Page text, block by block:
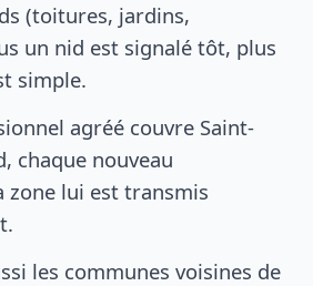
(toitures, jardins,
un nid est signalé tôt, plus
simple.
agréé couvre Saint-
chaque nouveau
zone lui est transmis
les communes voisines de